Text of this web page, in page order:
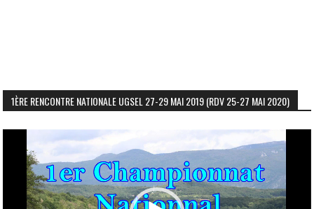
1ÈRE RENCONTRE NATIONALE UGSEL 27-29 MAI 2019 (RDV 25-27 MAI 2020)
vidéo